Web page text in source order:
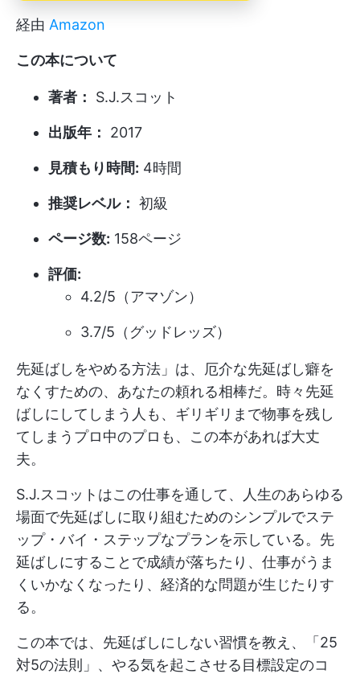
経由 Amazon
この本について
著者： S.J.スコット
出版年： 2017
見積もり時間: 4時間
推奨レベル： 初級
ページ数: 158ページ
評価:
4.2/5（アマゾン）
3.7/5（グッドレッズ）
先延ばしをやめる方法」は、厄介な先延ばし癖を
なくすための、あなたの頼れる相棒だ。時々先延
ばしにしてしまう人も、ギリギリまで物事を残し
てしまうプロ中のプロも、この本があれば大丈
夫。
S.J.スコットはこの仕事を通して、人生のあらゆる
場面で先延ばしに取り組むためのシンプルでステ
ップ・バイ・ステップなプランを示している。先
延ばしにすることで成績が落ちたり、仕事がうま
くいかなくなったり、経済的な問題が生じたりす
る。
この本では、先延ばしにしない習慣を教え、「25
対5の法則」、やる気を起こさせる目標設定のコ